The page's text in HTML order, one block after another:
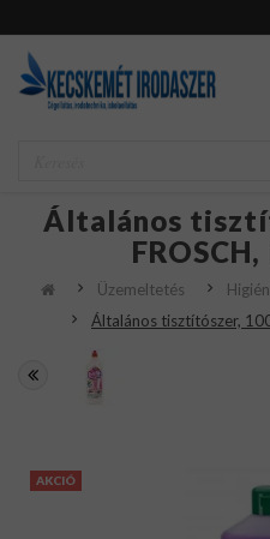
Általános
Üzemeltetés
Általános tisztítószer,
AKCIÓ